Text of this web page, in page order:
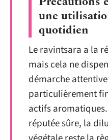
une
quotidien
Le ravintsara a la
mais cela ne
démarche
particulièrement
actifs
réputée sûre, la